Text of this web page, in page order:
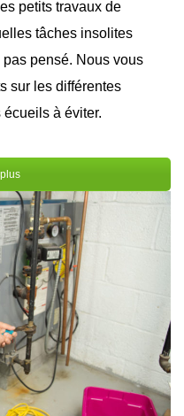
petits travaux de
tâches insolites
pensé. Nous vous
sur les différentes
à éviter.